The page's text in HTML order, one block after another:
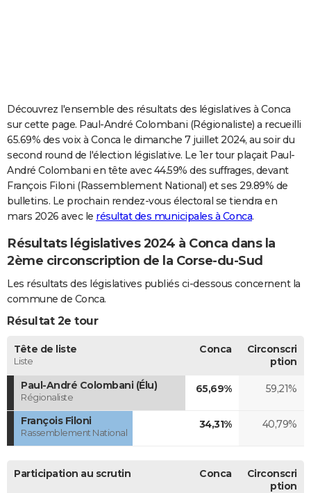
Carte de Noël
Carte Bonne année
Carte Saint-Valentin
Carte Pâques
Carte d'anniversaire
DICTIONNAIRE
Dictionnaire
Biographies
Citations
Expressions
Proverbes
PROGRAMME TV
COPAINS D'AVANT
S'inscrire
Se connecter
Lycées
Collèges
Primaires
Universités
Entreprises
Service militaire
Avis de recherche
AVIS DE DÉCÈS
FORUM
Bricolage
Lifestyle
Culture
Sport
Auto
Television
Voyage
Cinema
Découvrez l'ensemble des résultats des législatives à Conca
sur cette page. Paul-André Colombani (Régionaliste) a recueilli
65.69% des voix à Conca le dimanche 7 juillet 2024, au soir du
second round de l'élection législative. Le 1er tour plaçait Paul-
André Colombani en tête avec 44.59% des suffrages, devant
François Filoni (Rassemblement National) et ses 29.89% de
bulletins. Le prochain rendez-vous électoral se tiendra en
mars 2026 avec le résultat des municipales à Conca.
Résultats législatives 2024 à Conca dans la
2ème circonscription de la Corse-du-Sud
Les résultats des législatives publiés ci-dessous concernent la
commune de Conca.
Résultat 2e tour
Tête de liste
Liste
Conca
Circonscri
ption
Paul-André Colombani (Élu)
Régionaliste
65,69% 59,21%
François Filoni
Rassemblement National
34,31% 40,79%
Participation au scrutin Conca
Circonscri
ption